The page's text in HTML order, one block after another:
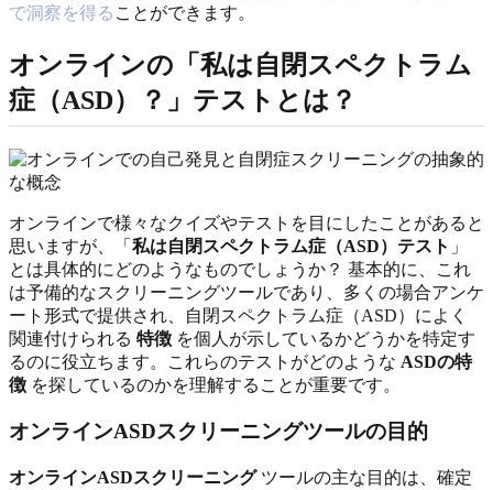
で洞察を得る ことができます。
オンラインの「私は自閉スペクトラム
症（ASD）？」テストとは？
オンラインで様々なクイズやテストを目にしたことがあると
思いますが、「 私は自閉スペクトラム症（ASD）テスト 」
とは具体的にどのようなものでしょうか？ 基本的に、これ
は予備的なスクリーニングツールであり、多くの場合アンケ
ート形式で提供され、自閉スペクトラム症（ASD）によく
関連付けられる 特徴 を個人が示しているかどうかを特定す
るのに役立ちます。これらのテストがどのような ASDの特
徴 を探しているのかを理解することが重要です。
オンラインASDスクリーニングツールの目的
オンラインASDスクリーニングツールの主な目的は、確定